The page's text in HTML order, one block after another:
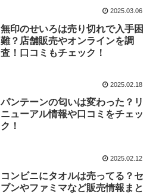
2025.03.06
無印のせいろは売り切れで入手困
難？店舗販売やオンラインを調
査！口コミもチェック！
2025.02.18
パンテーンの匂いは変わった？リ
ニューアル情報や口コミをチェッ
ク！
2025.02.12
コンビニにタオルは売ってる？セ
ブンやファミマなど販売情報まと